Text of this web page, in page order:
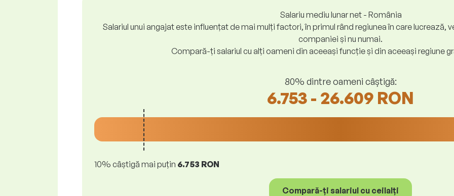
Salariu mediu lunar net - România
Salariul unui angajat este influențat de mai mulți factori, în primul rând regiunea în care lucrează,
companiei și nu numai.
Compară-ți salariul cu alți oameni din aceeași funcție și din aceeași regiune
80% dintre oameni câștigă:
6.753 - 26.609 RON
10% câștigă mai puțin 6.753 RON
Compară-ți salariul cu ceilalți